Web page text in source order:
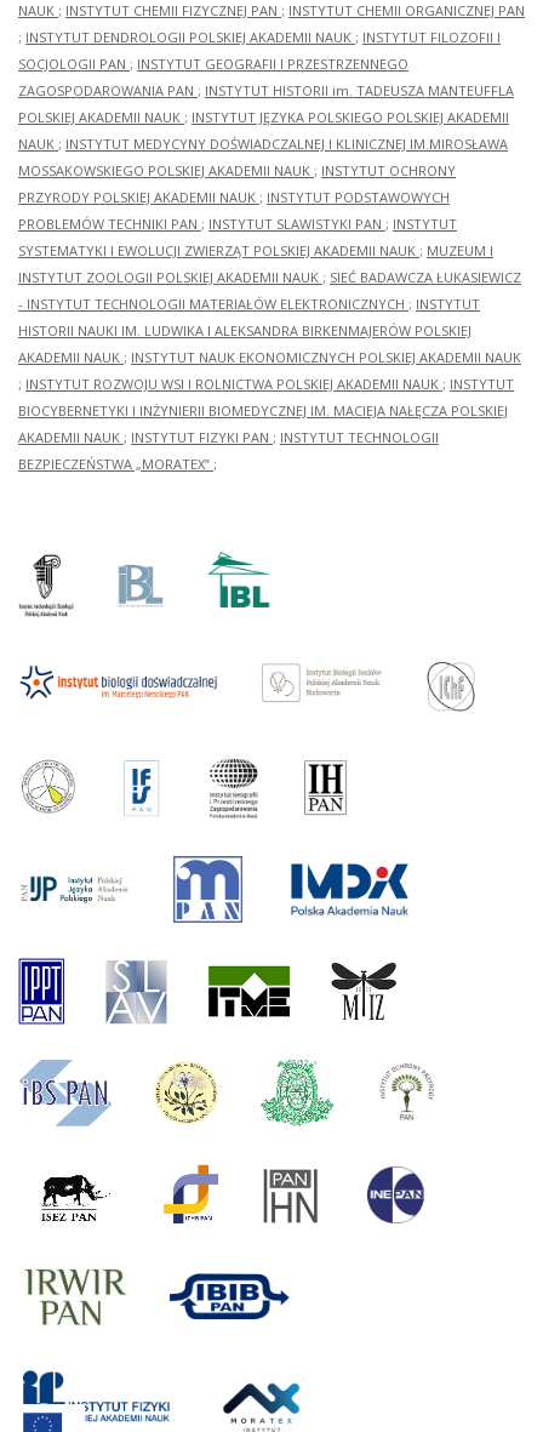
NAUK ; INSTYTUT CHEMII FIZYCZNEJ PAN ; INSTYTUT CHEMII ORGANICZNEJ PAN
; INSTYTUT DENDROLOGII POLSKIEJ AKADEMII NAUK ; INSTYTUT FILOZOFII I
SOCJOLOGII PAN ; INSTYTUT GEOGRAFII I PRZESTRZENNEGO
ZAGOSPODAROWANIA PAN ; INSTYTUT HISTORII im. TADEUSZA MANTEUFFLA
POLSKIEJ AKADEMII NAUK ; INSTYTUT JĘZYKA POLSKIEGO POLSKIEJ AKADEMII
NAUK ; INSTYTUT MEDYCYNY DOŚWIADCZALNEJ I KLINICZNEJ IM.MIROSŁAWA
MOSSAKOWSKIEGO POLSKIEJ AKADEMII NAUK ; INSTYTUT OCHRONY
PRZYRODY POLSKIEJ AKADEMII NAUK ; INSTYTUT PODSTAWOWYCH
PROBLEMÓW TECHNIKI PAN ; INSTYTUT SLAWISTYKI PAN ; INSTYTUT
SYSTEMATYKI I EWOLUCJI ZWIERZĄT POLSKIEJ AKADEMII NAUK ; MUZEUM I
INSTYTUT ZOOLOGII POLSKIEJ AKADEMII NAUK ; SIEĆ BADAWCZA ŁUKASIEWICZ
- INSTYTUT TECHNOLOGII MATERIAŁÓW ELEKTRONICZNYCH ; INSTYTUT
HISTORII NAUKI IM. LUDWIKA I ALEKSANDRA BIRKENMAJERÓW POLSKIEJ
AKADEMII NAUK ; INSTYTUT NAUK EKONOMICZNYCH POLSKIEJ AKADEMII NAUK
; INSTYTUT ROZWOJU WSI I ROLNICTWA POLSKIEJ AKADEMII NAUK ; INSTYTUT
BIOCYBERNETYKI I INŻYNIERII BIOMEDYCZNEJ IM. MACIEJA NAŁĘCZA POLSKIEJ
AKADEMII NAUK ; INSTYTUT FIZYKI PAN ; INSTYTUT TECHNOLOGII
BEZPIECZEŃSTWA „MORATEX” ;